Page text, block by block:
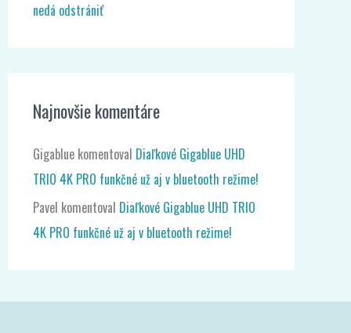
nedá odstrániť
Najnovšie komentáre
Gigablue komentoval Diaľkové Gigablue UHD
TRIO 4K PRO funkčné už aj v bluetooth režime!
Pavel komentoval Diaľkové Gigablue UHD TRIO
4K PRO funkčné už aj v bluetooth režime!